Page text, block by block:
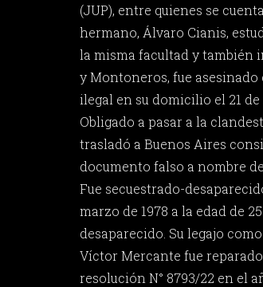
(JUP), entre quienes se
hermano, Álvaro Cianis,
la misma facultad y también
y Montoneros, fue
ilegal en su domicilio el 21 de
Obligado a pasar a la
trasladó a Buenos Aires
documento falso a nombre
Fue secuestrado-
marzo de 1978 a la edad de
desaparecido. Su legajo
Víctor Mercante fue
resolución N° 8793/22 en el